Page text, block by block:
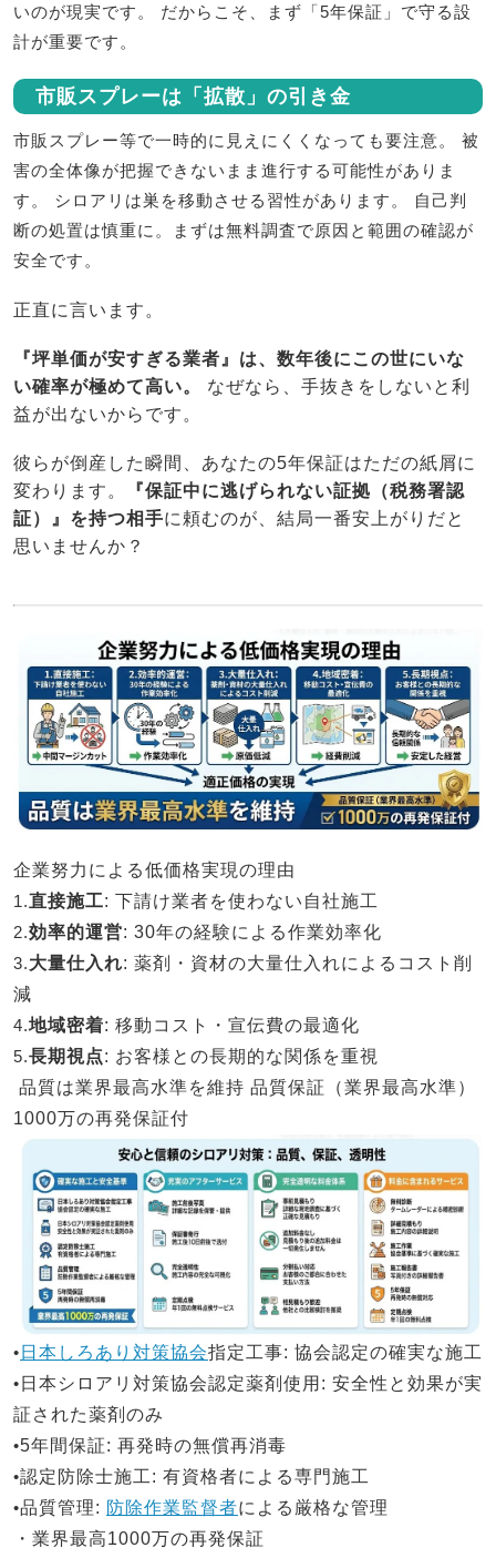
いのが現実です。 だからこそ、まず「5年保証」で守る設
計が重要です。
市販スプレーは「拡散」の引き金
市販スプレー等で一時的に見えにくくなっても要注意。 被
害の全体像が把握できないまま進行する可能性がありま
す。 シロアリは巣を移動させる習性があります。 自己判
断の処置は慎重に。まずは無料調査で原因と範囲の確認が
安全です。
正直に言います。
『坪単価が安すぎる業者』は、数年後にこの世にいな
い確率が極めて高い。
なぜなら、手抜きをしないと利
益が出ないからです。
彼らが倒産した瞬間、あなたの5年保証はただの紙屑に
変わります。
『保証中に逃げられない証拠（税務署認
証）』を持つ相手に頼むのが、結局一番安上がりだと
思いませんか？
企業努力による低価格実現の理由
1.直接施工: 下請け業者を使わない自社施工
2.効率的運営: 30年の経験による作業効率化
3.大量仕入れ: 薬剤・資材の大量仕入れによるコスト削
減
4.地域密着: 移動コスト・宣伝費の最適化
5.長期視点: お客様との長期的な関係を重視
品質は業界最高水準を維持 品質保証（業界最高水準）
1000万の再発保証付
• 日本しろあり対策協会指定工事: 協会認定の確実な施工
• 日本シロアリ対策協会認定薬剤使用 : 安全性と効果が実
証された薬剤のみ
•5年間保証: 再発時の無償再消毒
•認定防除士施工 : 有資格者による専門施工
•品質管理: 防除作業監督者による厳格な管理
・業界最高1000万の再発保証